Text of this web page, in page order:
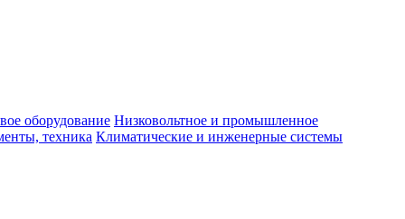
оборудование Низковольтное и промышленное
техника Климатические и инженерные системы